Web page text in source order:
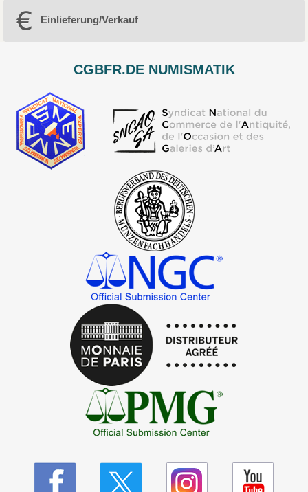
Einlieferung/Verkauf
CGBFR.DE NUMISMATIK